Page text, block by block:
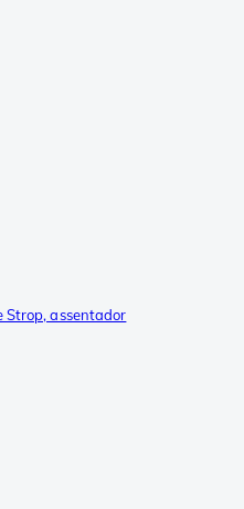
Strop, assentador